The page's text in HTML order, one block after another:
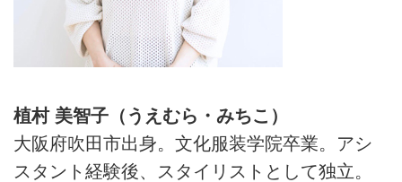
植村 美智子（うえむら・みちこ）
大阪府吹田市出身。文化服装学院卒業。アシ
スタント経験後、スタイリストとして独立。